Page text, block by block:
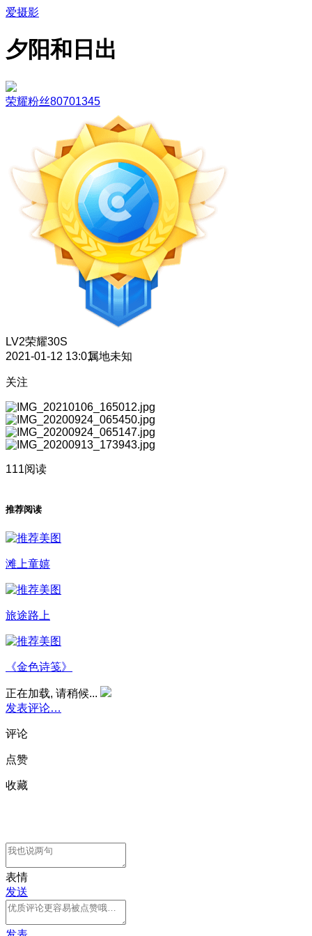
爱摄影
夕阳和日出
荣耀粉丝80701345
LV2荣耀30S
2021-01-12 13:01属地未知
关注
111阅读
推荐阅读
滩上童嬉
旅途路上
《金色诗笺》
正在加载, 请稍候...
发表评论…
评论
点赞
收藏
表情
发送